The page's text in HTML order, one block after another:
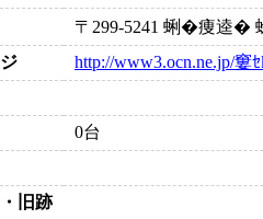
〒299-5241 蜊�痩逵�
http://www3.ocn.ne.jp/窶ｾ
0台
旧跡